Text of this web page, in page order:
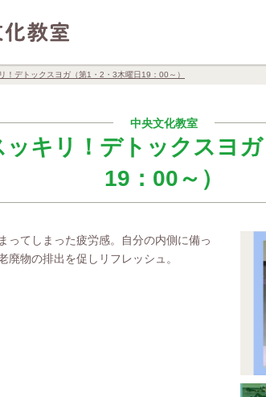
！デトックスヨガ（第1・2・3木曜日19：00～）
中央文化教室
キリ！デトックスヨガ
19：00～）
ってしまった疲労感。自分の内側に備っ
廃物の排出を促しリフレッシュ。